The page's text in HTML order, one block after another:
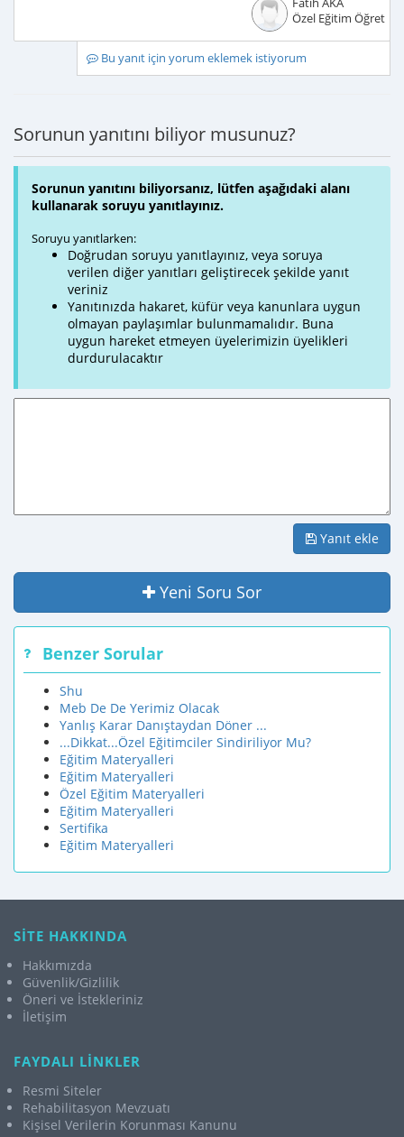
Fatih AKA
Özel Eğitim
Bu yanıt için yorum eklemek istiyorum
Sorunun yanıtını biliyor musunuz?
Sorunun yanıtını biliyorsanız, lütfen aşağıdaki alanı
kullanarak soruyu yanıtlayınız.
Soruyu yanıtlarken:
Doğrudan soruyu yanıtlayınız, veya soruya
verilen diğer yanıtları geliştirecek şekilde yanıt
veriniz
Yanıtınızda hakaret, küfür veya kanunlara uygun
olmayan paylaşımlar bulunmamalıdır. Buna
uygun hareket etmeyen üyelerimizin üyelikleri
durdurulacaktır
Yanıt ekle
Yeni Soru Sor
Benzer Sorular
Shu
Meb De De Yerimiz Olacak
Yanlış Karar Danıştaydan Döner ...
...Dikkat...Özel Eğitimciler Sindiriliyor Mu?
Eğitim Materyalleri
Eğitim Materyalleri
Özel Eğitim Materyalleri
Eğitim Materyalleri
Sertifika
Eğitim Materyalleri
SİTE HAKKINDA
Hakkımızda
Güvenlik/Gizlilik
Öneri ve İstekleriniz
İletişim
FAYDALI LİNKLER
Resmi Siteler
Rehabilitasyon Mevzuatı
Kişisel Verilerin Korunması Kanunu